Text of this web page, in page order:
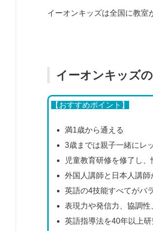
イーオンキッズは全国に教室
イーオンキッズ
【おすすめポイント】
満1歳から通える
3歳までは親子一緒にレ
児童教育研修を修了し
外国人講師と日本人講師
英語の4技能すべてがバ
表現力や発信力、協調
英語指導法を40年以上